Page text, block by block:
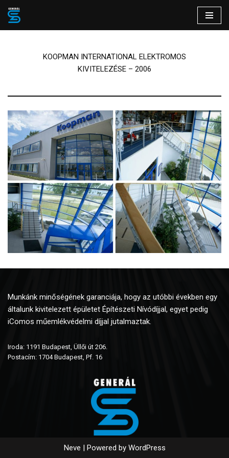
KOOPMAN INTERNATIONAL ELEKTROMOS
KIVITELEZÉSE – 2006
Munkánk minőségének garanciája, hogy az utóbbi években egy
általunk kivitelezett épületet Építészeti Nívódíjjal, egyet pedig
iComos műemlékvédelmi díjjal jutalmaztak.
Iroda: 1191 Budapest, Üllői út 206.
Postacím: 1704 Budapest, Pf. 16
Neve | Powered by WordPress